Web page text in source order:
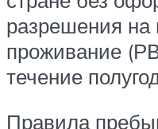
разрешения на
проживание
течение
Правила